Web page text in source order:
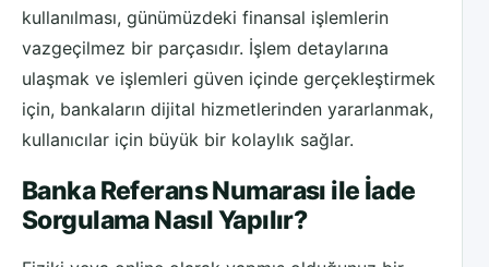
kullanılması, günümüzdeki finansal işlemlerin
vazgeçilmez bir parçasıdır. İşlem detaylarına
ulaşmak ve işlemleri güven içinde gerçekleştirmek
için, bankaların dijital hizmetlerinden yararlanmak,
kullanıcılar için büyük bir kolaylık sağlar.
Banka Referans Numarası ile İade
Sorgulama Nasıl Yapılır?